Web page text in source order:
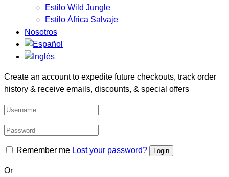
Estilo Wild Jungle
Estilo África Salvaje
Nosotros
Create an account to expedite future checkouts, track order
history & receive emails, discounts, & special offers
Remember me Lost your password?
Or